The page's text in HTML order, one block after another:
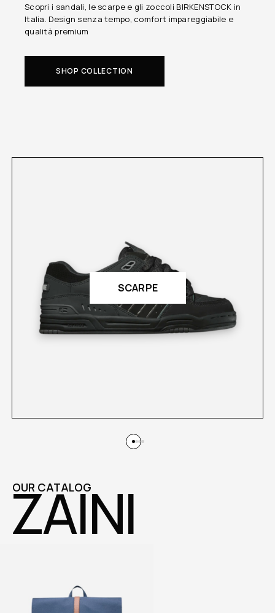
Scopri i sandali, le scarpe e gli zoccoli BIRKENSTOCK in
Italia. Design senza tempo, comfort impareggiabile e
qualità premium
SHOP COLLECTION
SCARPE
OUR CATALOG
ZAINI